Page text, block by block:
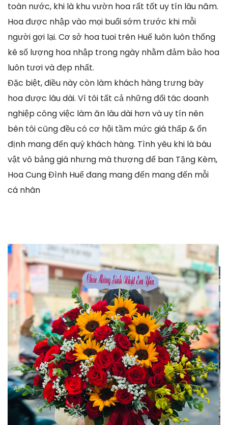
toàn nước, khi là khu vườn hoa rất tốt uy tín lâu năm.
Hoa được nhập vào mọi buổi sớm trước khi mỗi
người gợi lại. Cơ sở hoa tuoi trên Huế luôn luôn thống
kê số lượng hoa nhập trong ngày nhằm đảm bảo hoa
luôn tươi và đẹp nhất.
Đặc biệt, điều này còn làm khách hàng trưng bày
hoa được lâu dài. Vì tôi tất cả những đối tác doanh
nghiệp công việc làm ăn lâu dài hơn và uy tín nên
bên tôi cũng đều có cơ hội tầm mức giá thấp & ổn
định mang đến quý khách hàng. Tình yêu khi là báu
vật vô bảng giá nhưng mà thượng đế ban Tặng Kèm,
Hoa Cung Đình Huế đang mang đến mang đến mỗi
cá nhân